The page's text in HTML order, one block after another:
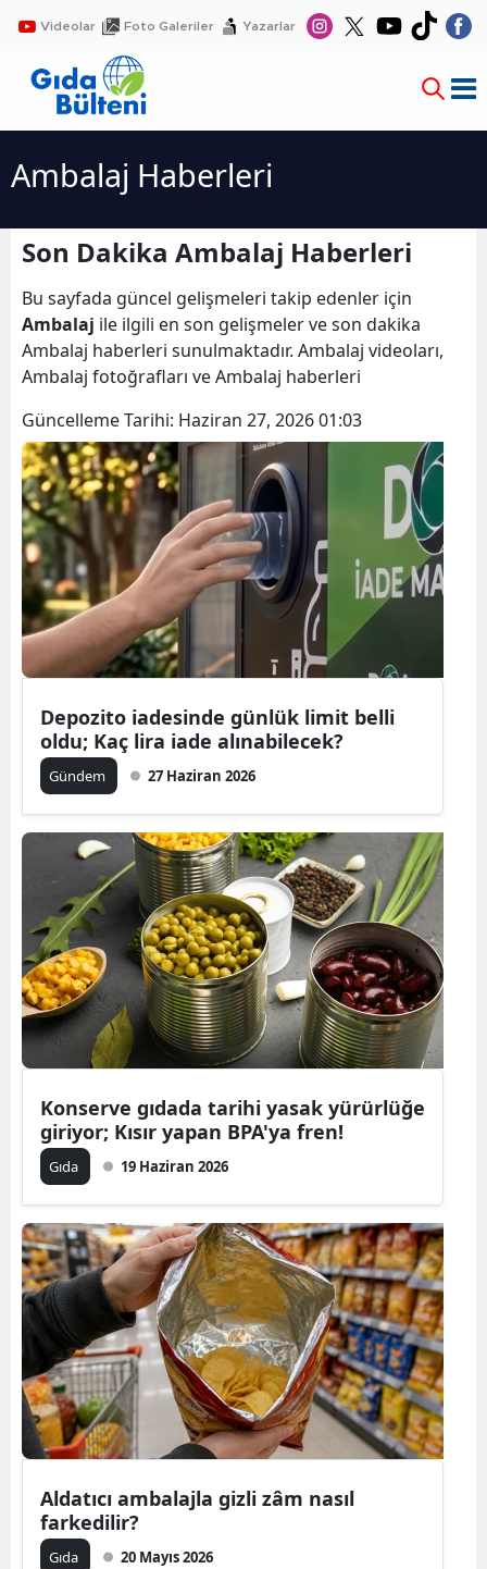
Videolar Foto Galeriler Yazarlar
Ambalaj Haberleri
Son Dakika Ambalaj Haberleri
Bu sayfada güncel gelişmeleri takip edenler için
Ambalaj ile ilgili en son gelişmeler ve son dakika
Ambalaj haberleri sunulmaktadır. Ambalaj videoları,
Ambalaj fotoğrafları ve Ambalaj haberleri
Güncelleme Tarihi: Haziran 27, 2026 01:03
Depozito iadesinde günlük limit belli
oldu; Kaç lira iade alınabilecek?
Gündem 27 Haziran 2026
Konserve gıdada tarihi yasak yürürlüğe
giriyor; Kısır yapan BPA'ya fren!
Gıda 19 Haziran 2026
Aldatıcı ambalajla gizli zâm nasıl
farkedilir?
Gıda 20 Mayıs 2026